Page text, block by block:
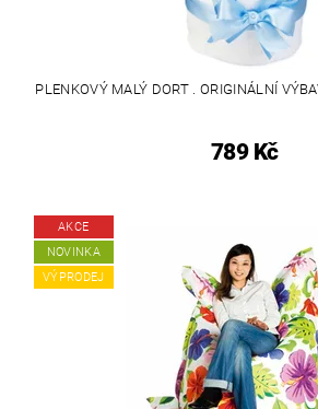
PLENKOVÝ MALÝ DORT . ORIGINÁLNÍ
789 Kč
AKCE
NOVINKA
VÝPRODEJ